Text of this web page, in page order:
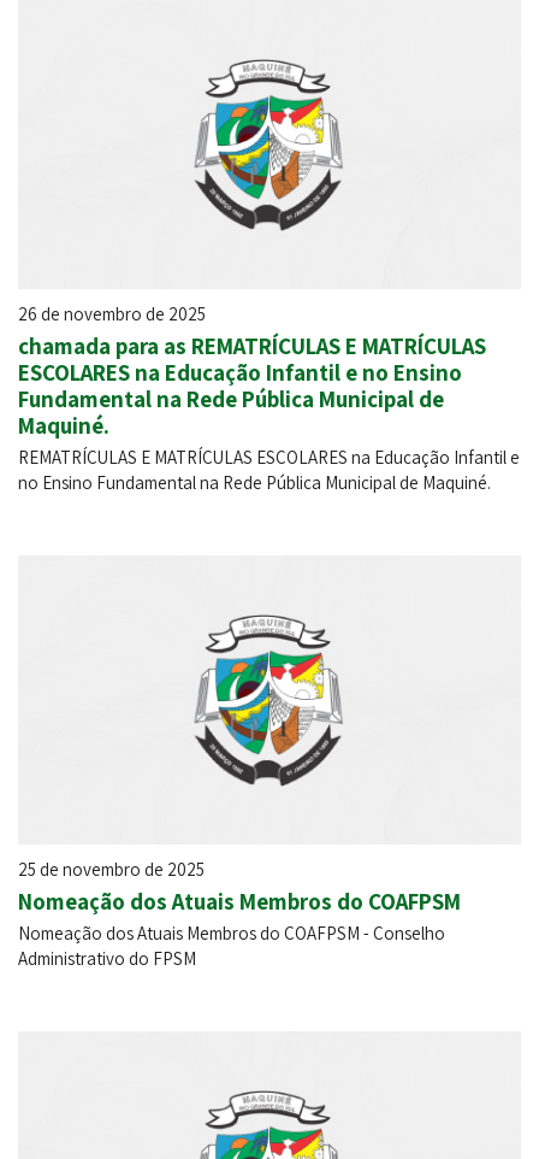
26 de novembro de 2025
chamada para as REMATRÍCULAS E MATRÍCULAS
ESCOLARES na Educação Infantil e no Ensino
Fundamental na Rede Pública Municipal de
Maquiné.
REMATRÍCULAS E MATRÍCULAS ESCOLARES na Educação Infantil e
no Ensino Fundamental na Rede Pública Municipal de Maquiné.
25 de novembro de 2025
Nomeação dos Atuais Membros do COAFPSM
Nomeação dos Atuais Membros do COAFPSM - Conselho
Administrativo do FPSM